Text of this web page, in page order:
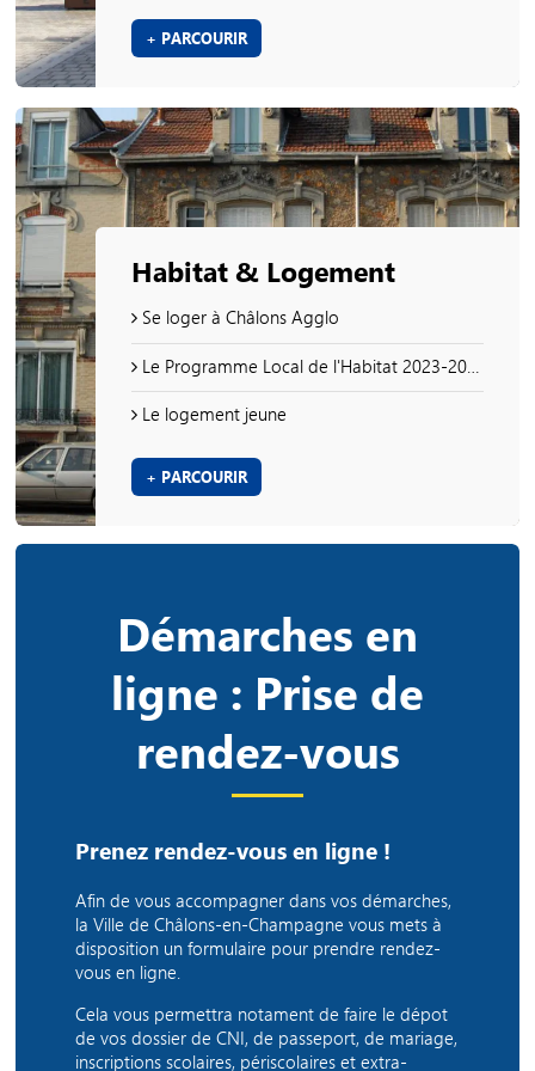
+ PARCOURIR
Habitat & Logement
Se loger à Châlons Agglo
Le Programme Local de l'Habitat 2023-2028
Le logement jeune
+ PARCOURIR
Démarches en
ligne : Prise de
rendez-vous
Prenez rendez-vous en ligne !
Afin de vous accompagner dans vos démarches,
la Ville de Châlons-en-Champagne vous mets à
disposition un formulaire pour prendre rendez-
vous en ligne.
Cela vous permettra notament de faire le dépot
de vos dossier de CNI, de passeport, de mariage,
inscriptions scolaires, périscolaires et extra-